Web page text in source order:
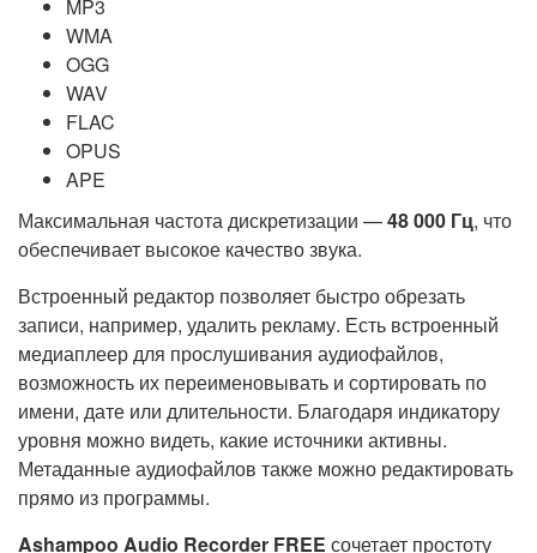
MP3
WMA
OGG
WAV
FLAC
OPUS
APE
Максимальная частота дискретизации —48 000 Гц, что
обеспечивает высокое качество звука.
Встроенный редактор позволяет быстро обрезать
записи, например, удалить рекламу. Есть встроенный
медиаплеер для прослушивания аудиофайлов,
возможность их переименовывать и сортировать по
имени, дате или длительности. Благодаря индикатору
уровня можно видеть, какие источники активны.
Метаданные аудиофайлов также можно редактировать
прямо из программы.
Ashampoo Audio Recorder FREE сочетает простоту